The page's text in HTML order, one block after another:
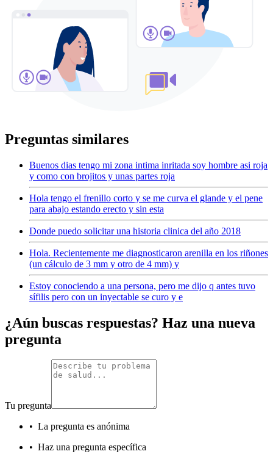
Preguntas similares
Buenos dias tengo mi zona intima inritada soy hombre asi roja
y como con brojitos y unas partes roja
Hola tengo el frenillo corto y se me curva el glande y el pene
para abajo estando erecto y sin esta
Donde puedo solicitar una historia clinica del año 2018
Hola. Recientemente me diagnosticaron arenilla en los riñones
(un cálculo de 3 mm y otro de 4 mm) y
Estoy conociendo a una persona, pero me dijo q antes tuvo
sífilis pero con un inyectable se curo y e
¿Aún buscas respuestas? Haz una nueva
pregunta
Tu pregunta
• La pregunta es anónima
• Haz una pregunta específica